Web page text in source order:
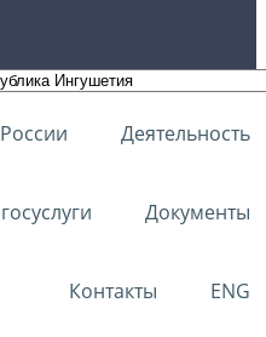
Деятельность
Документы
Контакты ENG